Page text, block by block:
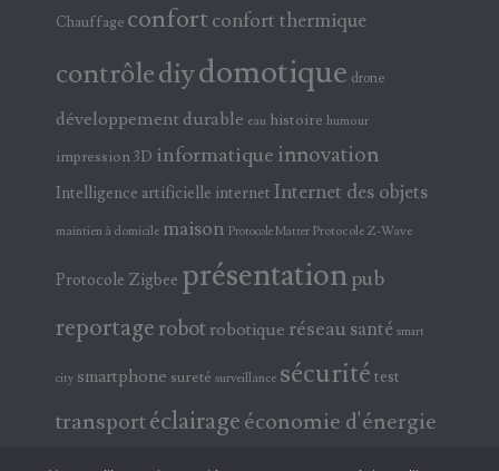
Chauffage confort confort thermique
contrôlediydomotique drone
développement durable eau histoire humour
impression 3D informatique innovation
Intelligence artificielle internet Internet des objets
maintien à domicile maison Protocole Matter Protocole Z-Wave
Protocole Zigbee présentationpub
reportage robot robotique réseau santé smart
city smartphone sureté surveillance sécurité test
transportéclairageéconomie d'énergie
électricité électronique